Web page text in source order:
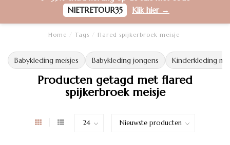
NIETRETOUR35
Klik hier →
Home Tags flared spijkerbroek meisje
Babykleding meisjes Babykleding jongens Kinderkleding
Producten getagd met flared
spijkerbroek meisje